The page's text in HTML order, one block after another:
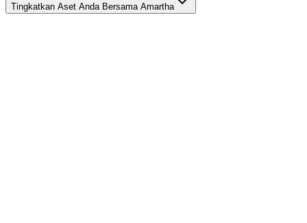
Tingkatkan Aset Anda Bersama Amartha